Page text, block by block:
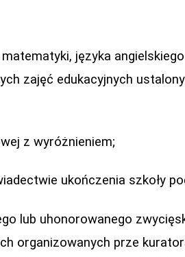
języka
zajęć edukacyjnych
z wyróżnieniem;
ukończenia szkoły
lub uhonorowanego
organizowanych prze